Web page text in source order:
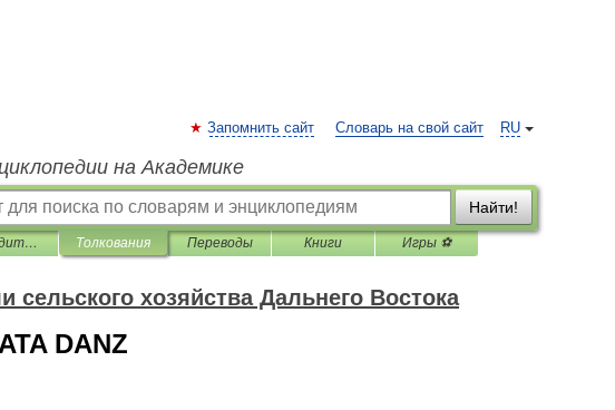
RU
Запомнить сайт Словарь на свой сайт
на Академике
Найти!
Насекомые - вредители сельского хозяйства Дальнего Востока Толкования Переводы Книги Игры ⚽
сельского хозяйства Дальнего Востока
DANZ